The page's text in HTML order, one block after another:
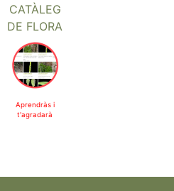
CATÀLEG
DE FLORA
Aprendràs i
t'agradarà